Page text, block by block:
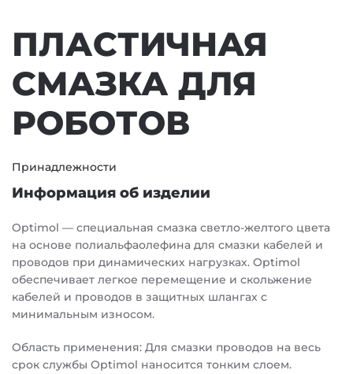
ПЛАСТИЧНАЯ
СМАЗКА ДЛЯ
РОБОТОВ
Принадлежности
Информация об изделии
Optimol — специальная смазка светло-желтого цвета
на основе полиальфаолефина для смазки кабелей и
проводов при динамических нагрузках. Optimol
обеспечивает легкое перемещение и скольжение
кабелей и проводов в защитных шлангах с
минимальным износом.
Область применения: Для смазки проводов на весь
срок службы Optimol наносится тонким слоем.